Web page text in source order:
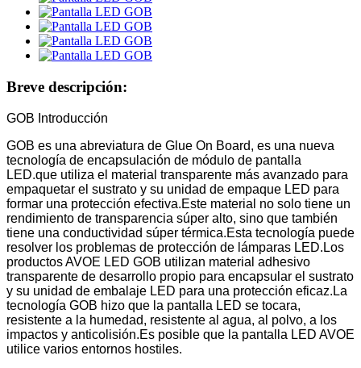
Breve descripción:
GOB Introducción
GOB es una abreviatura de Glue On Board, es una nueva
tecnología de encapsulación de módulo de pantalla
LED.que utiliza el material transparente más avanzado para
empaquetar el sustrato y su unidad de empaque LED para
formar una protección efectiva.Este material no solo tiene un
rendimiento de transparencia súper alto, sino que también
tiene una conductividad súper térmica.Esta tecnología puede
resolver los problemas de protección de lámparas LED.Los
productos AVOE LED GOB utilizan material adhesivo
transparente de desarrollo propio para encapsular el sustrato
y su unidad de embalaje LED para una protección eficaz.La
tecnología GOB hizo que la pantalla LED se tocara,
resistente a la humedad, resistente al agua, al polvo, a los
impactos y anticolisión.Es posible que la pantalla LED AVOE
utilice varios entornos hostiles.